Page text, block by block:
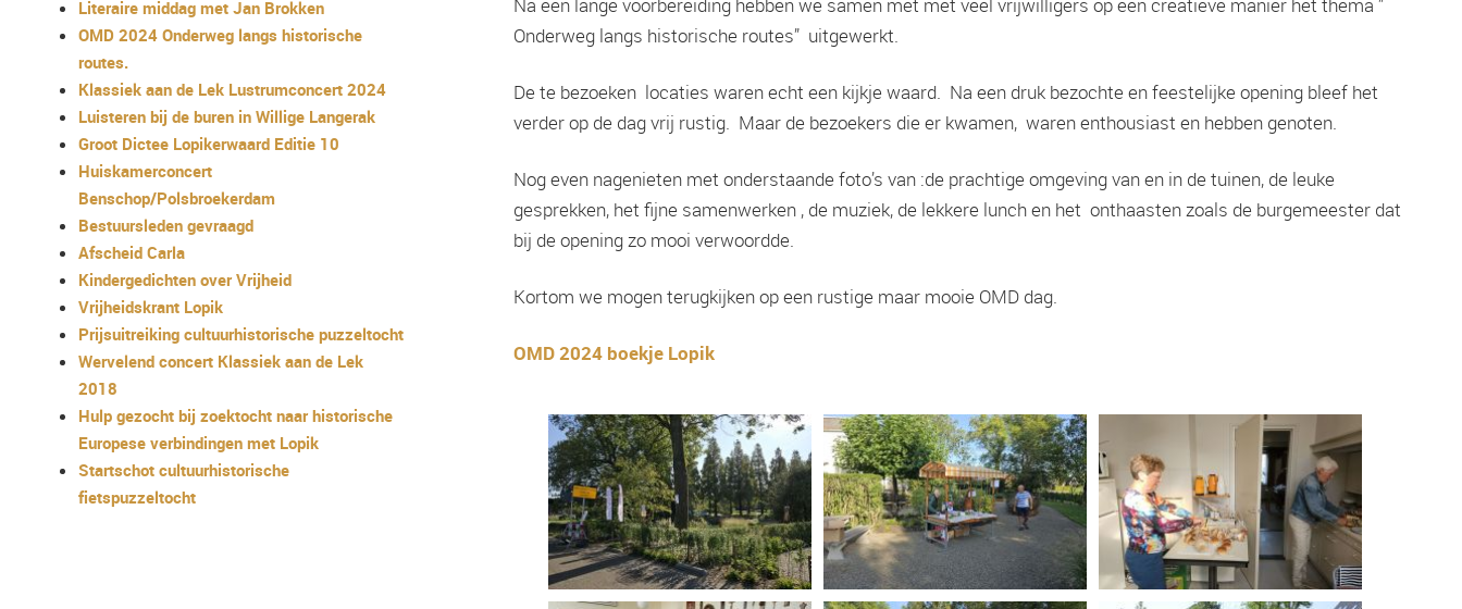
Literaire middag met Jan Brokken
OMD 2024 Onderweg langs historische
routes.
Klassiek aan de Lek Lustrumconcert 2024
Luisteren bij de buren in Willige Langerak
Groot Dictee Lopikerwaard Editie 10
Huiskamerconcert
Benschop/Polsbroekerdam
Bestuursleden gevraagd
Afscheid Carla
Kindergedichten over Vrijheid
Vrijheidskrant Lopik
Prijsuitreiking cultuurhistorische puzzeltocht
Wervelend concert Klassiek aan de Lek
2018
Hulp gezocht bij zoektocht naar historische
Europese verbindingen met Lopik
Startschot cultuurhistorische
fietspuzzeltocht
Na een lange voorbereiding hebben we samen met met veel vrijwilligers op een creatieve manier het thema ”
Onderweg langs historische routes” uitgewerkt.
De te bezoeken locaties waren echt een kijkje waard. Na een druk bezochte en feestelijke opening bleef het
verder op de dag vrij rustig. Maar de bezoekers die er kwamen, waren enthousiast en hebben genoten.
Nog even nagenieten met onderstaande foto’s van :de prachtige omgeving van en in de tuinen, de leuke
gesprekken, het fijne samenwerken , de muziek, de lekkere lunch en het onthaasten zoals de burgemeester dat
bij de opening zo mooi verwoordde.
Kortom we mogen terugkijken op een rustige maar mooie OMD dag.
OMD 2024 boekje Lopik